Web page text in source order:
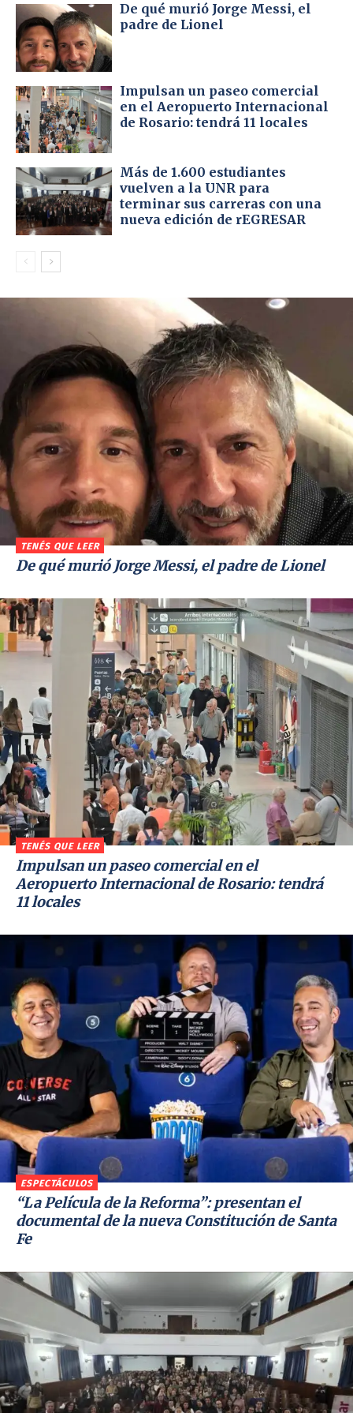
De qué murió Jorge Messi, el
padre de Lionel
Impulsan un paseo comercial
en el Aeropuerto Internacional
de Rosario: tendrá 11 locales
Más de 1.600 estudiantes
vuelven a la UNR para
terminar sus carreras con una
nueva edición de rEGRESAR
TENÉS QUE LEER
De qué murió Jorge Messi, el padre de Lionel
TENÉS QUE LEER
Impulsan un paseo comercial en el
Aeropuerto Internacional de Rosario: tendrá
11 locales
ESPECTÁCULOS
“La Película de la Reforma”: presentan el
documental de la nueva Constitución de Santa
Fe